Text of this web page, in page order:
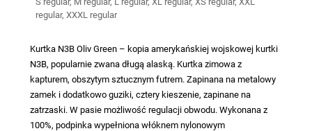
regular, XXXL regular
Kurtka N3B Oliv Green – kopia amerykańskiej wojskowej kurtki
N3B, popularnie zwana długą alaską. Kurtka zimowa z
kapturem, obszytym sztucznym futrem. Zapinana na metalowy
zamek i dodatkowo guziki, cztery kieszenie, zapinane na
zatrzaski. W pasie możliwość regulacji obwodu. Wykonana z
100%, podpinka wypełniona włóknem nylonowym